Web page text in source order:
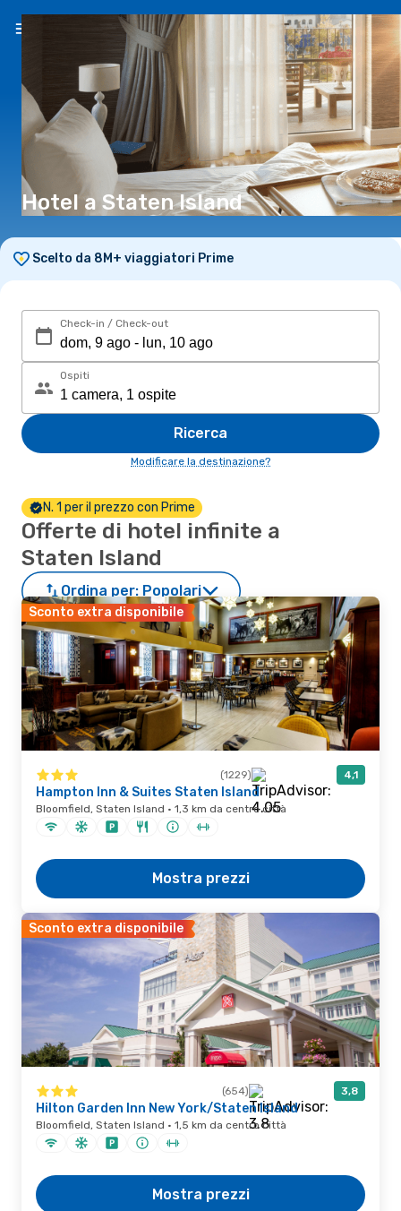
IT(€)
Hotel a Staten Island
Scelto da 8M+ viaggiatori Prime
Check-in / Check-out
Ospiti
Ricerca
Modificare la destinazione?
N. 1 per il prezzo con Prime
Offerte di hotel infinite a
Staten Island
Ordina per: Popolari
Sconto extra disponibile
(1229) 4,1
Hampton Inn & Suites Staten Island
Bloomfield, Staten Island · 1,3 km da centro città
Mostra prezzi
Sconto extra disponibile
(654) 3,8
Hilton Garden Inn New York/Staten Island
Bloomfield, Staten Island · 1,5 km da centro città
Mostra prezzi